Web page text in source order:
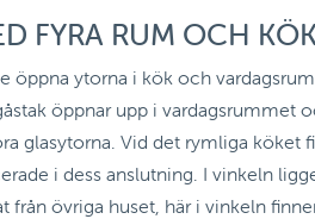
FYRA RUM OCH
öppna ytorna i kök och
öppnar upp i vardagsrummet
glasytorna. Vid det rymliga köket
i dess anslutning. I vinkeln
från övriga huset, här i vinkeln